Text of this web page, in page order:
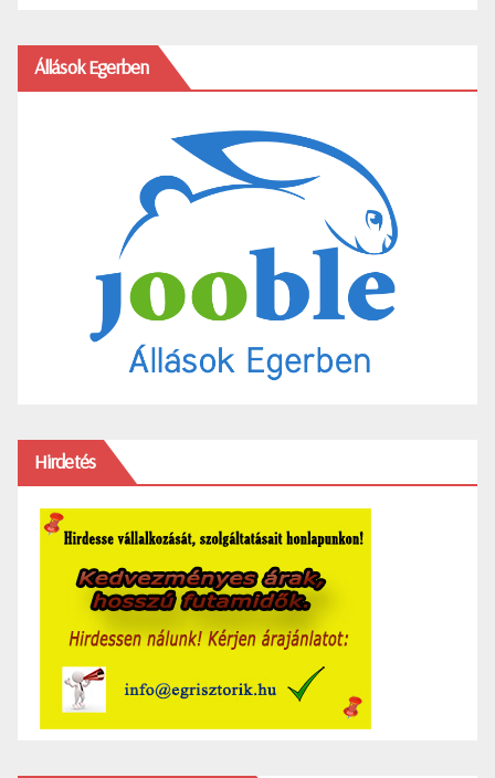
Állások Egerben
Hirdetés